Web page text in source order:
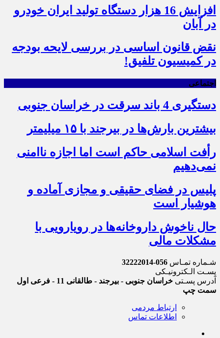
افزایش 16 هزار دستگاه تولید ایران خودرو
در آبان
نقض قانون اساسی در بررسی لایحه بودجه
در کمیسیون تلفیق!
اجتماعی
دستگیری 4 باند سرقت در خراسان جنوبی
بیشترین بارش‌ها در بیرجند با ۱۵ میلیمتر
رأفت اسلامی حاکم است اما اجازه ناامنی
نمی‌دهیم
پلیس در فضای حقیقی و مجازی آماده و
هوشیار است
حال ناخوش داروخانه‌ها در رویارویی با
مشکلات مالی
شـماره تمـاس 056-32222014
پسـت الـکترونیـکی
آدرس پسـتی
خراسان جنوبی - بیرجند - طالقانی 11 - فرعی اول
سمت چپ
ارتباط مردمی
اطلاعات تماس